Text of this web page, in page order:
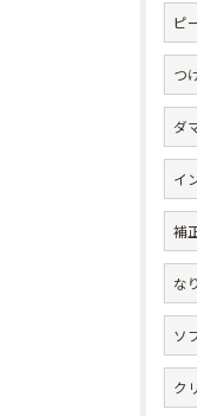
ピ
つ
ダ
イ
補
な
ソ
ク